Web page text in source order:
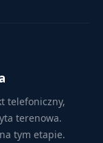
telefoniczny,
terenowa.
tym etapie.